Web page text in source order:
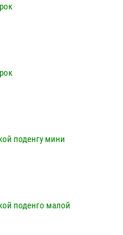
поденгу мини
поденго малой